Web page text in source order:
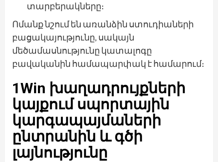
տարբերակները։
Ոմանք նշում են առանձին ստուդիաների
բացակայությունը, սակայն
մեծամասնությունը կատալոգը
բավականին համապարփակ է համարում։
1Win խաղադրույքների
կայքում սպորտային
կարգապայմաների
ընտրանին և գծի
լայնությունը